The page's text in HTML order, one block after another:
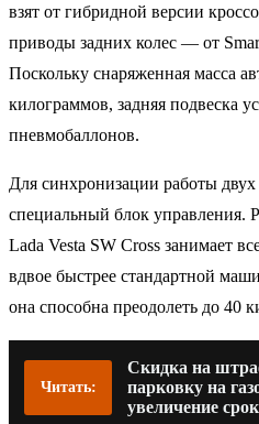
взят от гибридной версии
приводы задних колес — от
Поскольку снаряженная масса
килограммов, задняя подвеска
пневмобаллонов.
Для синхронизации работы
специальный блок управления.
Lada Vesta SW Cross занимает
вдвое быстрее стандартной
она способна преодолеть до 40
Читать:
Скидка на
парковку на
увеличение